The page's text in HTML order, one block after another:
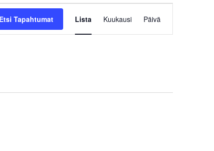
Etsi Tapahtumat
Views
Navigation
Lista Kuukausi Päivä